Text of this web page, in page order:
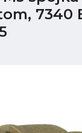
7340